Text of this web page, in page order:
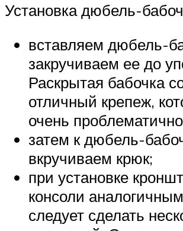
Установка дюбель-
вставляем дюбель-
закручиваем ее до
Раскрытая бабочка
отличный крепеж,
очень
затем к дюбель-
вкручиваем крюк;
при установке
консоли
следует сделать